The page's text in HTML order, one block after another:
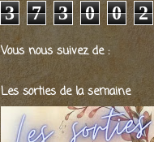
3 7 3 0 0 2
Vous nous suivez de :
Les sorties de la semaine